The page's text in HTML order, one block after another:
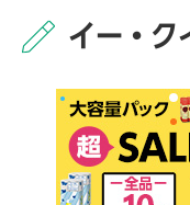
イー・ク